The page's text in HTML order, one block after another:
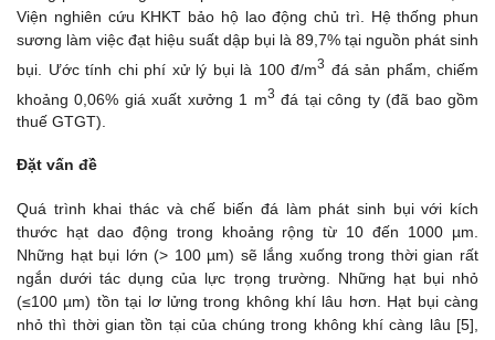
Viện nghiên cứu KHKT bảo hộ lao động chủ trì. Hệ thống phun
sương làm việc đạt hiệu suất dập bụi là 89,7% tại nguồn phát sinh
bụi. Ước tính chi phí xử lý bụi là 100 đ/m3 đá sản phẩm, chiếm
khoảng 0,06% giá xuất xưởng 1 m3 đá tại công ty (đã bao gồm
thuế GTGT).
Đặt vấn đề
Quá trình khai thác và chế biến đá làm phát sinh bụi với kích
thước hạt dao động trong khoảng rộng từ 10 đến 1000 µm.
Những hạt bụi lớn (> 100 µm) sẽ lắng xuống trong thời gian rất
ngắn dưới tác dụng của lực trọng trường. Những hạt bụi nhỏ
(≤100 µm) tồn tại lơ lửng trong không khí lâu hơn. Hạt bụi càng
nhỏ thì thời gian tồn tại của chúng trong không khí càng lâu [5],